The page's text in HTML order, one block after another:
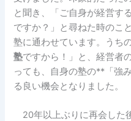
と聞き、「ご自身が経営す
ですか？」と尋ねた時のこ
塾に通わせています。うち
塾ですから！」と、経営者
っても、自身の塾の**「強
る良い機会となりました。
20年以上ぶりに再会した